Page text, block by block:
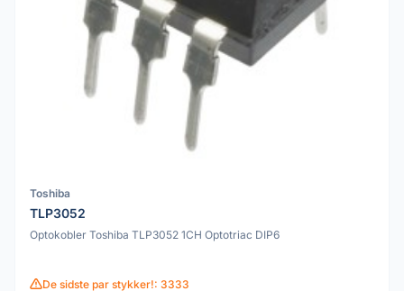
Toshiba
TLP3052
Optokobler Toshiba TLP3052 1CH Optotriac DIP6
De sidste par stykker!: 3333